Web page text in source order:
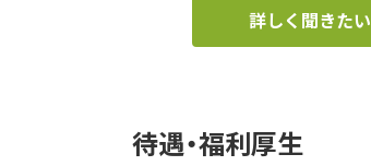
詳しく聞きたい
待遇・福利厚生